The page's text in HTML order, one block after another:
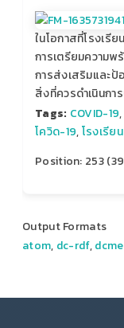
ในโอกาสที่โรงเรี
การเตรียมความพ
การส่งเสริมและ
สิ่งที่ควรดำเนินก
Tags: COVID-19,
โควิด-19,โรงเรียน
Position: 253(
Output Formats
atom, dc-rdf,